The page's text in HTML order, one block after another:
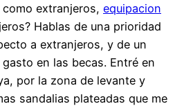
extranjeros, equipacion
Hablas de una prioridad
a extranjeros, y de un
en las becas. Entré en
por la zona de levante y
sandalias plateadas que me